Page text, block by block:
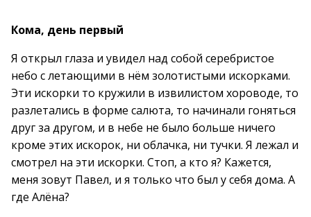
Кома, день первый
Я открыл глаза и увидел над собой серебристое
небо с летающими в нём золотистыми искорками.
Эти искорки то кружили в извилистом хороводе, то
разлетались в форме салюта, то начинали гоняться
друг за другом, и в небе не было больше ничего
кроме этих искорок, ни облачка, ни тучки. Я лежал и
смотрел на эти искорки. Стоп, а кто я? Кажется,
меня зовут Павел, и я только что был у себя дома. А
где Алёна?